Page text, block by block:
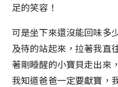
足的笑容！
可是坐下來還沒能回味多
及待的站起來，拉著我直
著剛睡醒的小寶貝走出來
我知道爸爸一定要獻寶，